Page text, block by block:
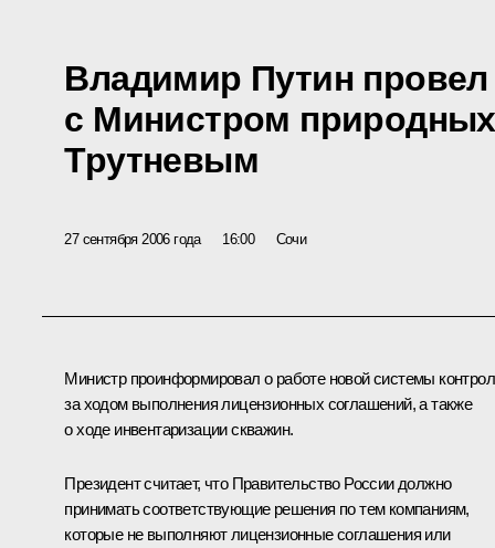
Владимир Путин
с Министром
Трутневым
27 сентября 2006 года 16:00 Сочи
Министр проинформировал о работе новой системы
за ходом выполнения лицензионных соглашений, а также
о ходе инвентаризации скважин.
Президент считает, что Правительство России должно
принимать соответствующие решения по тем компаниям,
которые не выполняют лицензионные соглашения или